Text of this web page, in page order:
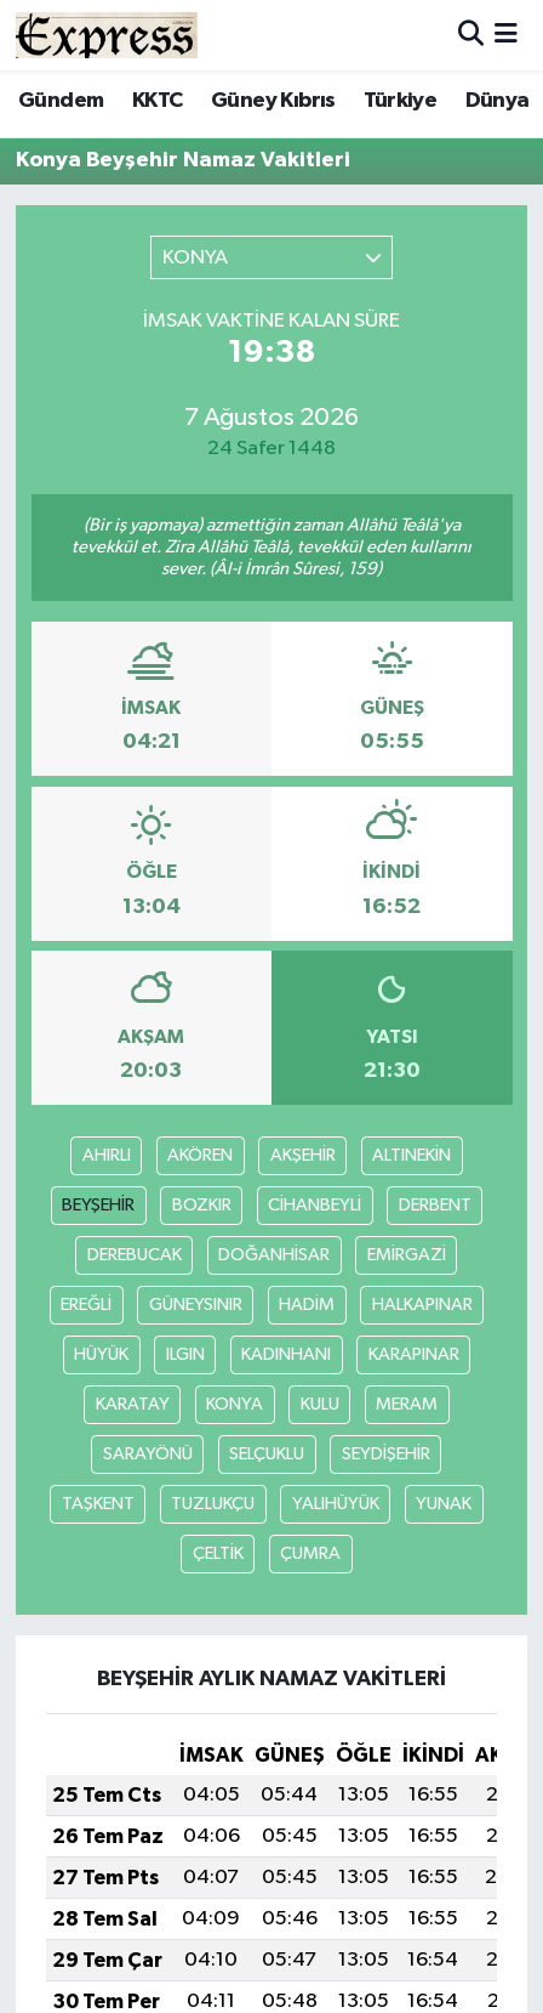
Gündem KKTC Güney Kıbrıs Türkiye Dünya
Konya Beyşehir Namaz Vakitleri
KONYA
İMSAK VAKTINE KALAN SÜRE
19:38
7 Ağustos 2026
24 Safer 1448
(Bir iş yapmaya) azmettiğin zaman Allâhü Teâlâ'ya
tevekkül et. Zira Allâhü Teâlâ, tevekkül eden kullarını
sever. (Âl-i İmrân Sûresi, 159)
İMSAK
04:21
GÜNEŞ
05:55
ÖĞLE
13:04
İKINDI
16:52
AKŞAM
20:03
YATSI
21:30
AHIRLI AKÖREN AKŞEHİR ALTINEKİN
BEYŞEHİR BOZKIR CİHANBEYLİ DERBENT
DEREBUCAK DOĞANHİSAR EMİRGAZİ
EREĞLİ GÜNEYSINIR HADİM HALKAPINAR
HÜYÜK ILGIN KADINHANI KARAPINAR
KARATAY KONYA KULU MERAM
SARAYÖNÜ SELÇUKLU SEYDİŞEHİR
TAŞKENT TUZLUKÇU YALIHÜYÜK YUNAK
ÇELTİK ÇUMRA
BEYŞEHİR AYLIK NAMAZ VAKITLERI
İMSAK GÜNEŞ ÖĞLE İKINDI
25 Tem Cts
04:05 05:44 13:05 16:55
20:16
26 Tem Paz
04:06 05:45 13:05 16:55
20:15
27 Tem Pts
04:07 05:45 13:05 16:55
20:14
28 Tem Sal
04:09 05:46 13:05 16:55
20:13
29 Tem Çar
04:10 05:47 13:05 16:54
20:12
30 Tem Per
04:11 05:48 13:05 16:54
20:11
ALAYKÖY
ALSANCAK
ÇATALKÖY
ENGLISH
GAZİMAĞUSA
GİRNE
GÜNDEM
GÜNEY KIBRIS
İÇ HABERLER
LEFKOŞA
MAGAZİN
Nöbetçi Eczaneler
ÖZEL HABER
SAĞLIK
SİYASET
SPOR
TATLISU
Hava Durumu
Trafik Durumu
Tüm Manşetler
Son Dakika Haberleri